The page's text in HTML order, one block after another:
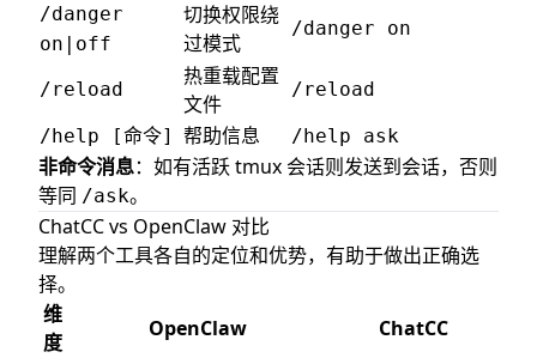
/danger
on|off
切换权限绕
过模式
/danger on
/reload
热重载配置
文件
/reload
/help [命令] 帮助信息 /help ask
非命令消息：如有活跃 tmux 会话则发送到会话，否则
等同 /ask。
ChatCC vs OpenClaw 对比
理解两个工具各自的定位和优势，有助于做出正确选
择。
维
度
OpenClaw
ChatCC